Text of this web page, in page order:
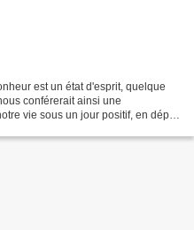
est un état d'esprit, quelque
conférerait ainsi une
vie sous un jour positif, en dépit